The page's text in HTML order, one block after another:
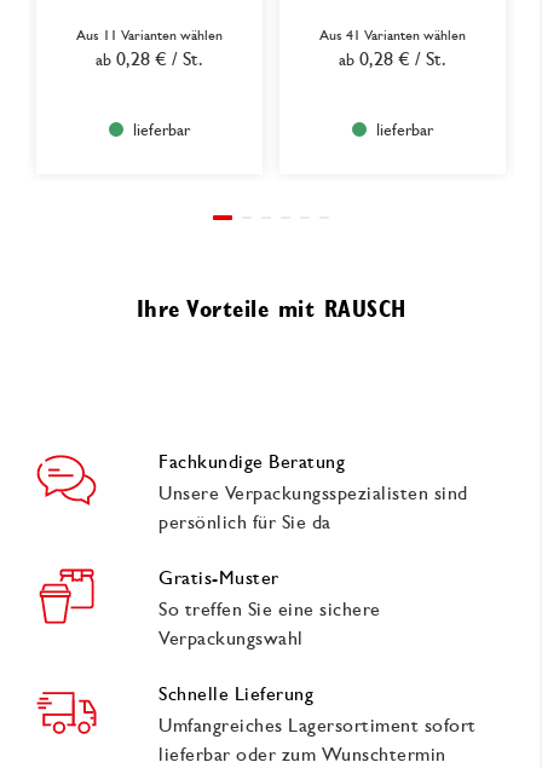
Aus 11 Varianten wählen
ab 0,28 € / St.
lieferbar
Aus 41 Varianten wählen
ab 0,28 € / St.
lieferbar
Ihre Vorteile mit RAUSCH
Fachkundige Beratung
Unsere Verpackungsspezialisten sind
persönlich für Sie da
Gratis-Muster
So treffen Sie eine sichere
Verpackungswahl
Schnelle Lieferung
Umfangreiches Lagersortiment sofort
lieferbar oder zum Wunschtermin